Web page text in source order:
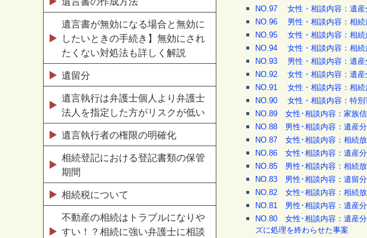
NO.97 女性・相談内容：遺
NO.96 男性・相談内容：相
NO.95 女性・相談内容：相続
NO.94 女性・相談内容：相
NO.93 男性・相談内容：遺
NO.92 女性・相談内容：遺
NO.91 女性・相談内容：相続
NO.90 女性・相談内容：特別
NO.89 女性･相談内容：家族
NO.88 男性･相談内容：遺産
NO.87 女性･相談内容：相続
NO.86 女性･相談内容：遺産
NO.85 男性･相談内容：相続
NO.83 男性･相談内容：遺留
NO.82 女性･相談内容：相続
NO.81 男性･相談内容：遺産
NO.80 女性･相談内容：遺産
ズに処理を終わらせた事案
遺言書が無効になる場合と無効に
したいときの手続き】無効にされ
たくない対処法も詳しく解説
遺留分
遺言執行は弁護士個人より弁護士
法人を指定した方がリスクが低い
遺言執行者の権限の明確化
相続登記における登記書類の保管
期間
相続税について
不動産の相続はトラブルになりや
すい！？相続に強い弁護士に相談